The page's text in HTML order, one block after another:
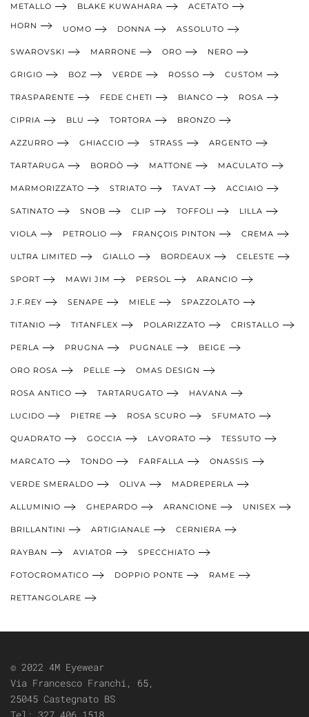
METALLO BLAKE KUWAHARA
ACETATO
HORN
UOMO DONNA ASSOLUTO
SWAROVSKI MARRONE ORO NERO
GRIGIO BOZ VERDE ROSSO CUSTOM
TRASPARENTE FEDE CHETI BIANCO ROSA
CIPRIA BLU TORTORA BRONZO
AZZURRO GHIACCIO STRASS ARGENTO
TARTARUGA BORDÒ MATTONE MACULATO
MARMORIZZATO STRIATO TAVAT ACCIAIO
SATINATO SNOB CLIP TOFFOLI LILLA
VIOLA PETROLIO FRANÇOIS PINTON CREMA
ULTRA LIMITED GIALLO BORDEAUX CELESTE
SPORT MAWI JIM PERSOL ARANCIO
J.F.REY SENAPE MIELE SPAZZOLATO
TITANIO TITANFLEX POLARIZZATO CRISTALLO
PERLA PRUGNA PUGNALE BEIGE
ORO ROSA PELLE OMAS DESIGN
ROSA ANTICO TARTARUGATO HAVANA
LUCIDO PIETRE ROSA SCURO SFUMATO
QUADRATO GOCCIA LAVORATO TESSUTO
MARCATO TONDO FARFALLA ONASSIS
VERDE SMERALDO OLIVA MADREPERLA
ALLUMINIO GHEPARDO ARANCIONE UNISEX
BRILLANTINI ARTIGIANALE CERNIERA
RAYBAN AVIATOR SPECCHIATO
FOTOCROMATICO DOPPIO PONTE RAME
RETTANGOLARE
© 2022 4M Eyewear
Via Francesco Franchi, 65,
25045 Castegnato BS